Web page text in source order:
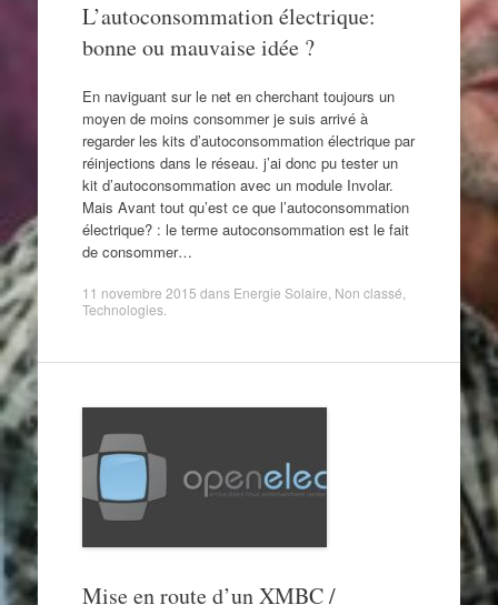
L’autoconsommation électrique:
bonne ou mauvaise idée ?
En naviguant sur le net en cherchant toujours un
moyen de moins consommer je suis arrivé à
regarder les kits d’autoconsommation électrique par
réinjections dans le réseau. j’ai donc pu tester un
kit d’autoconsommation avec un module Involar.
Mais Avant tout qu’est ce que l’autoconsommation
électrique? : le terme autoconsommation est le fait
de consommer…
11 novembre 2015 dans Energie Solaire Non classé
Technologies.
Mise en route d’un XMBC /